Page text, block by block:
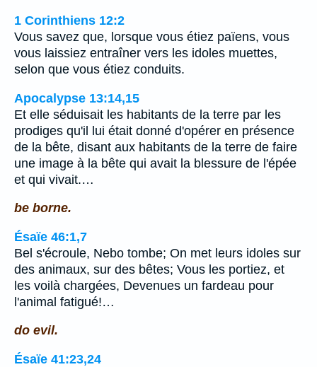
1 Corinthiens 12:2
Vous savez que, lorsque vous étiez païens, vous
vous laissiez entraîner vers les idoles muettes,
selon que vous étiez conduits.
Apocalypse 13:14,15
Et elle séduisait les habitants de la terre par les
prodiges qu'il lui était donné d'opérer en présence
de la bête, disant aux habitants de la terre de faire
une image à la bête qui avait la blessure de l'épée
et qui vivait.…
be borne.
Ésaïe 46:1,7
Bel s'écroule, Nebo tombe; On met leurs idoles sur
des animaux, sur des bêtes; Vous les portiez, et
les voilà chargées, Devenues un fardeau pour
l'animal fatigué!…
do evil.
Ésaïe 41:23,24